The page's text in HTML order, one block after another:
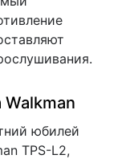
юбилей
TPS-L2,